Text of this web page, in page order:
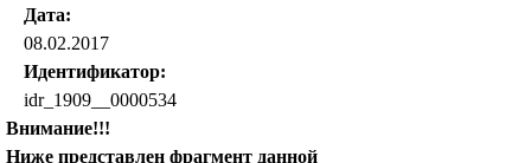
Дата:
08.02.2017
Идентификатор:
idr_1909__0000534
Внимание!!!
Ниже представлен фрагмент данной